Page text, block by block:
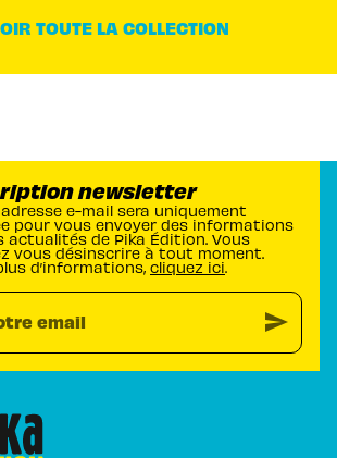
TOUTE LA COLLECTION
newsletter
e-mail sera uniquement
pour vous envoyer des informations
actualités de Pika Édition. Vous
vous désinscrire à tout moment.
d’informations, cliquez ici.
email send